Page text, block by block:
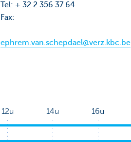
Tel: + 32 2 356 37 64
Fax:
ephrem.van.schepdael@verz.kbc.be